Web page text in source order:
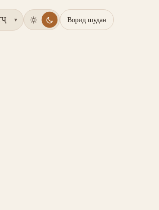
▾ Ворид шудан